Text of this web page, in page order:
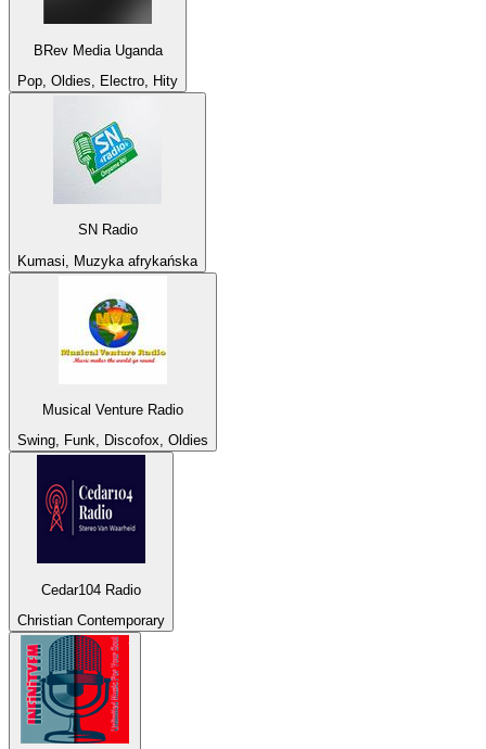
BRev Media Uganda
Pop, Oldies, Electro, Hity
SN Radio
Kumasi, Muzyka afrykańska
Musical Venture Radio
Swing, Funk, Discofox, Oldies
Cedar104 Radio
Christian Contemporary